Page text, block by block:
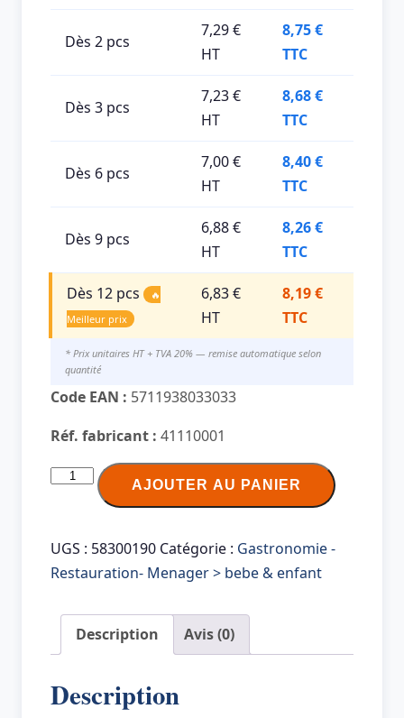
Dès 2 pcs
7,29 €
HT
8,75 €
TTC
Dès 3 pcs
7,23 €
HT
8,68 €
TTC
Dès 6 pcs
7,00 €
HT
8,40 €
TTC
Dès 9 pcs
6,88 €
HT
8,26 €
TTC
Dès 12 pcs
🔥
Meilleur prix
6,83 €
HT
8,19 €
TTC
* Prix unitaires HT + TVA 20% — remise automatique selon
quantité
Code EAN : 5711938033033
Réf. fabricant : 41110001
quantité
Portemanteau
mural
HANGER
RACK,
AJOUTER AU PANIER
UGS : 58300190 Catégorie : Gastronomie -
Restauration- Menager > bebe & enfant
Description Avis (0)
Description